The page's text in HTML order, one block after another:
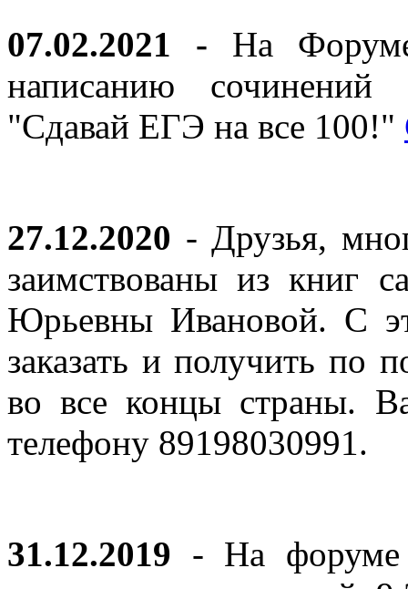
07.02.2021 - На
написанию
"Сдавай ЕГЭ на все 100!"
27.12.2020 - Друзья,
заимствованы из книг
Юрьевны Ивановой. С
заказать и получить по
во все концы страны.
телефону 89198030991.
31.12.2019 - На форуме